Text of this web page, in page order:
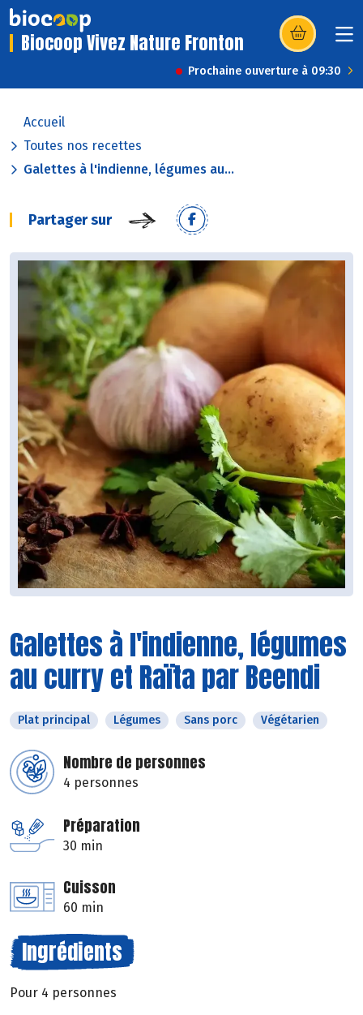
Biocoop Vivez Nature Fronton (s’ouvre dans
Prochaine ouverture à 09:30
Accueil
Toutes nos recettes
Galettes à l'indienne, légumes au...
Partager sur
Galettes à l'indienne, légumes
au curry et Raïta par Beendi
Plat principal Légumes Sans porc Végétarien
Nombre de personnes
4 personnes
Préparation
30 min
Cuisson
60 min
Ingrédients
Pour 4 personnes